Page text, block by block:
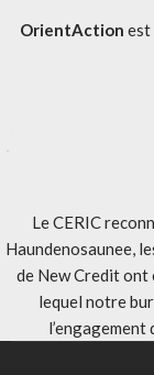
OrientAction est
Le CERIC
Haundenosaunee,
de New Credit
lequel notre